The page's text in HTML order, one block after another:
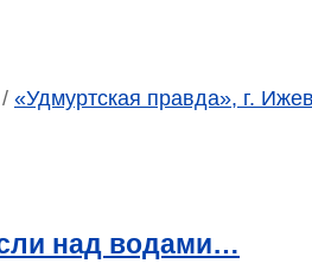
/ «Удмуртская правда», г.
над водами…